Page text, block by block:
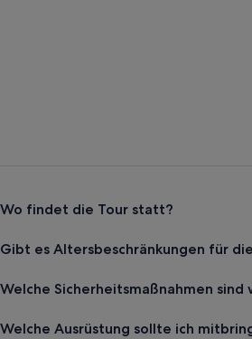
Wo findet die Tour statt?
Gibt es Altersbeschränkungen für
Welche Sicherheitsmaßnahmen
Welche Ausrüstung sollte ich